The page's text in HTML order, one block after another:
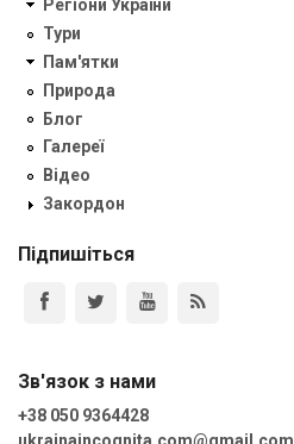
Регіони України
Тури
Пам'ятки
Природа
Блог
Галереї
Відео
Закордон
Підпишіться
Зв'язок з нами
+38 050 9364428